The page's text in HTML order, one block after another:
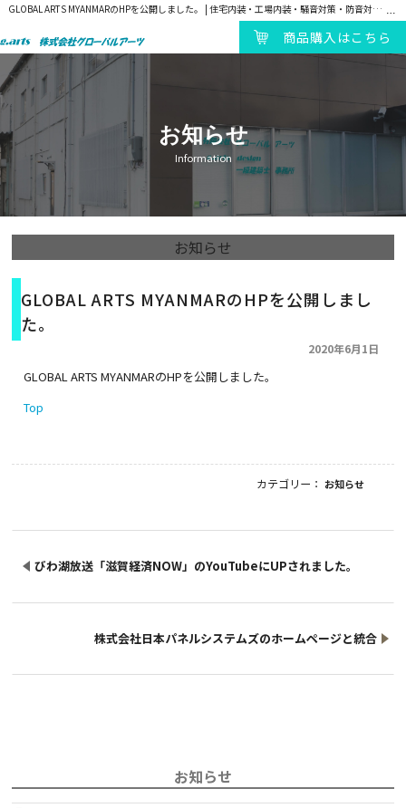
GLOBAL ARTS MYANMARのHPを公開しました。 | 住宅内装・工場内装・騒音対策・防音対策・近隣対策・吸音対策・遮音対策・静音ブース製造販売｜株式会社グローバルアーツ
商品購入はこちら
お知らせ
Information
お知らせ
GLOBAL ARTS MYANMARのHPを公開しまし
た。
2020年6月1日
GLOBAL ARTS MYANMARのHPを公開しました。
Top
カテゴリー： お知らせ
びわ湖放送「滋賀経済NOW」のYouTubeにUPされました。
株式会社日本パネルシステムズのホームページと統合
お知らせ